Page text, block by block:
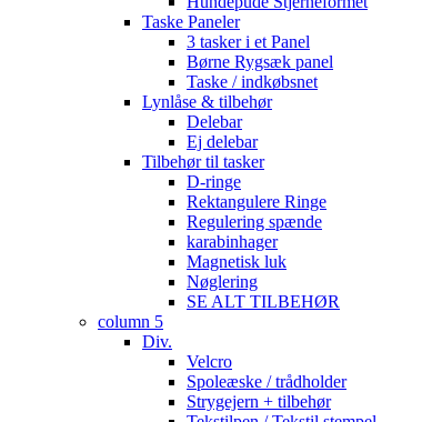
Taske Paneler
3 tasker i et Panel
Børne Rygsæk panel
Taske / indkøbsnet
Lynlåse & tilbehør
Delebar
Ej delebar
Tilbehør til tasker
D-ringe
Rektangulere Ringe
Regulering spænde
karabinhager
Magnetisk luk
Nøglering
SE ALT TILBEHØR
column 5
Div.
Velcro
Spoleæske / trådholder
Strygejern + tilbehør